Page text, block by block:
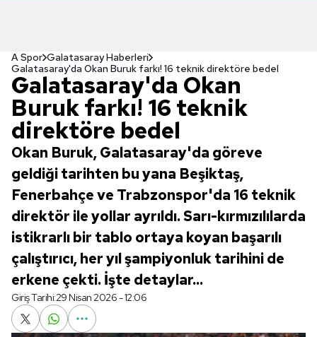
A Spor Galatasaray Haberleri
Galatasaray'da Okan Buruk farkı! 16 teknik direktöre bedel
Galatasaray'da Okan
Buruk farkı! 16 teknik
direktöre bedel
Okan Buruk, Galatasaray'da göreve
geldiği tarihten bu yana Beşiktaş,
Fenerbahçe ve Trabzonspor'da 16 teknik
direktör ile yollar ayrıldı. Sarı-kırmızılılarda
istikrarlı bir tablo ortaya koyan başarılı
çalıştırıcı, her yıl şampiyonluk tarihini de
erkene çekti. İşte detaylar...
Giriş Tarihi:29 Nisan 2026 - 12:06